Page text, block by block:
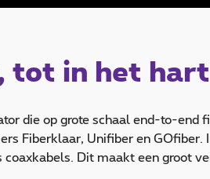
tot in het
die op grote schaal end-to-
Fiberklaar, Unifiber en GOfiber.
Dit maakt een groot